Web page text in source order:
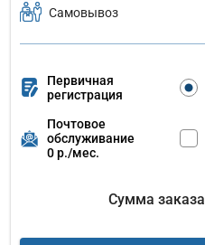
Самовывоз
Первичная
регистрация
Почтовое
обслуживание
0 р./мес.
Сумма заказа